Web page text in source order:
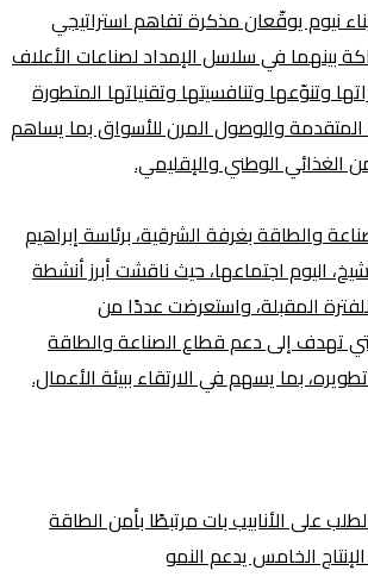
نيوم يوقّعان مذكرة تفاهم استراتيجي
بينهما في سلاسل الإمداد لصناعات الأعلاف
وتنوّعها وتنافسيتها وتقنياتها المتطورة
المتقدمة والوصول المرن للأسواق بما يساهم
الغذائي الوطني والإقليمي.
والطاقة بغرفة الشرقية، برئاسة إبراهيم
اليوم اجتماعها، حيث ناقشت أبرز أنشطة
المقبلة، واستعرضت عددًا من
تهدف إلى دعم قطاع الصناعة والطاقة
بما يسهم في الارتقاء ببيئة الأعمال.
على الأنابيب بات مرتبطًا بأمن الطاقة
الخامس يدعم النمو